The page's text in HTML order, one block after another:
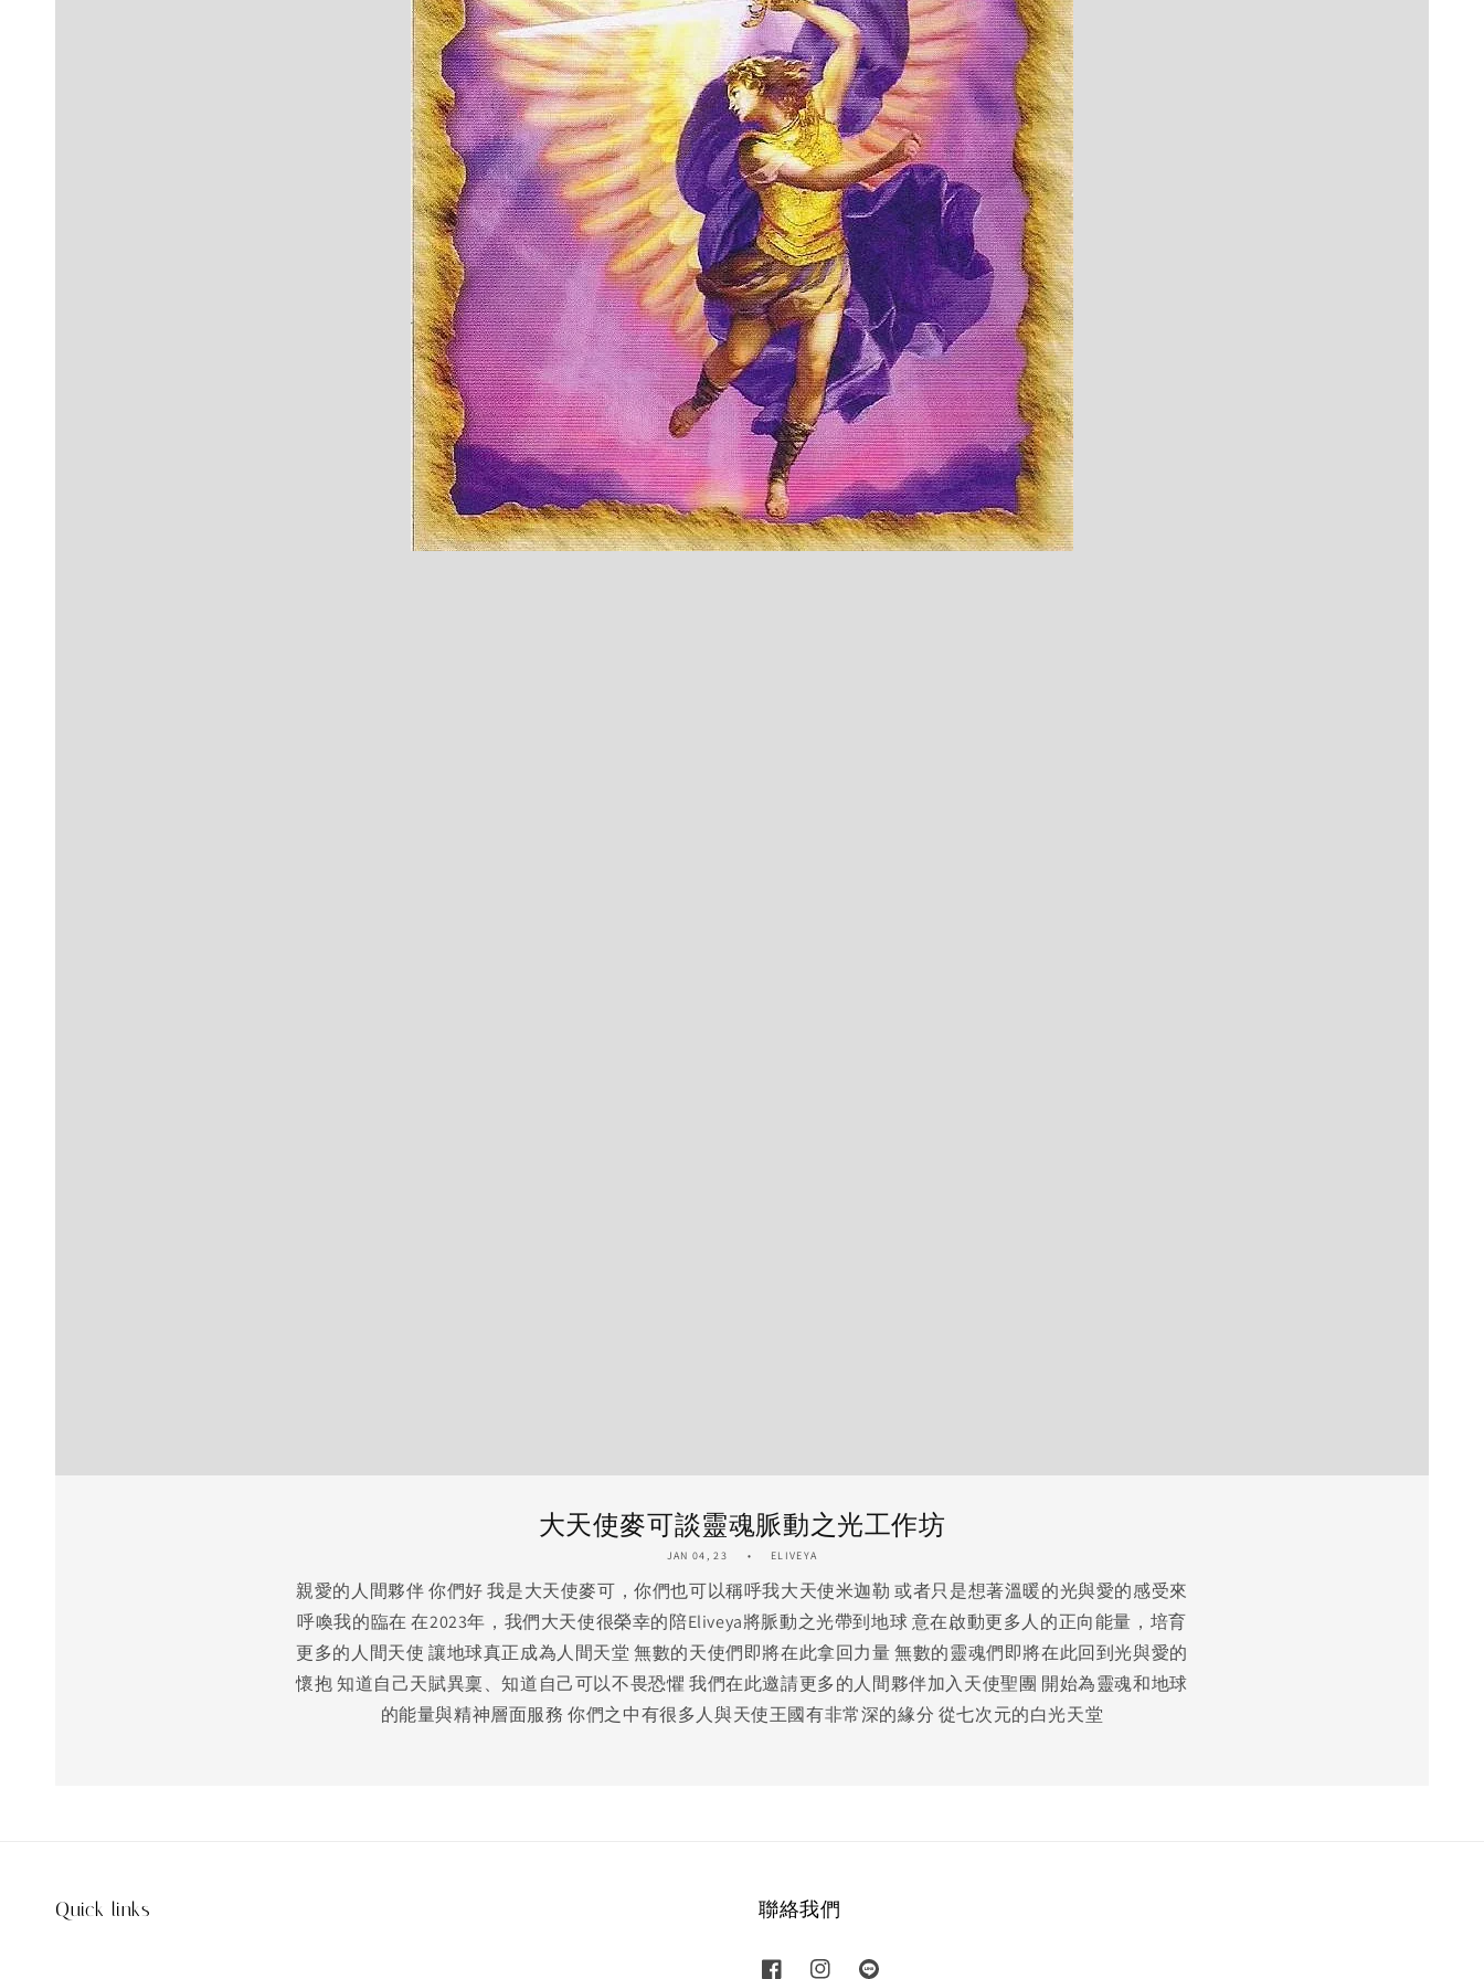
大天使麥可談靈魂脈動之光工作坊
JAN 04, 23 ELIVEYA
親愛的人間夥伴 你們好 我是大天使麥可，你們也可以稱呼我大天使米迦勒 或者只是想著溫暖的光與愛的感受來
呼喚我的臨在 在2023年，我們大天使很榮幸的陪Eliveya將脈動之光帶到地球 意在啟動更多人的正向能量，培育
更多的人間天使 讓地球真正成為人間天堂 無數的天使們即將在此拿回力量 無數的靈魂們即將在此回到光與愛的
懷抱 知道自己天賦異稟、知道自己可以不畏恐懼 我們在此邀請更多的人間夥伴加入天使聖團 開始為靈魂和地球
的能量與精神層面服務 你們之中有很多人與天使王國有非常深的緣分 從七次元的白光天堂
Quick links 聯絡我們